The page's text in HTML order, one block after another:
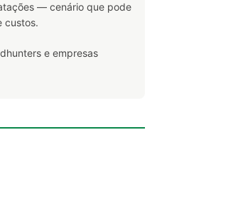
— cenário que pode
custos.
e empresas